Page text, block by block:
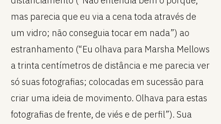
mas parecia que eu via a cena toda através de
um vidro; não conseguia tocar em nada”) ao
estranhamento (“Eu olhava para Marsha Mellows
a trinta centímetros de distância e me parecia ver
só suas fotografias; colocadas em sucessão para
criar uma ideia de movimento. Olhava para estas
fotografias de frente, de viés e de perfil”). Sua